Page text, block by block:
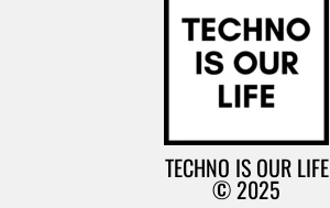
TECHNO IS OUR LIFE
© 2025